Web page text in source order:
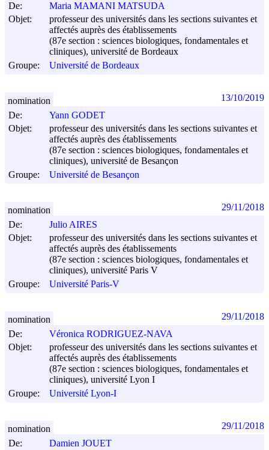
De:
Maria MAMANI MATSUDA
Objet:
professeur des universités dans les sections suivantes et
affectés auprès des établissements
(87e section : sciences biologiques, fondamentales et
cliniques), université de Bordeaux
Groupe:
Université de Bordeaux
De:
Yann GODET
Objet:
professeur des universités dans les sections suivantes et
affectés auprès des établissements
(87e section : sciences biologiques, fondamentales et
cliniques), université de Besançon
Groupe:
Université de Besançon
nomination 13/10/2019
De:
Julio AIRES
Objet:
professeur des universités dans les sections suivantes et
affectés auprès des établissements
(87e section : sciences biologiques, fondamentales et
cliniques), université Paris V
Groupe:
Université Paris-V
nomination 29/11/2018
De:
Véronica RODRIGUEZ-NAVA
Objet:
professeur des universités dans les sections suivantes et
affectés auprès des établissements
(87e section : sciences biologiques, fondamentales et
cliniques), université Lyon I
Groupe:
Université Lyon-I
nomination 29/11/2018
De:
Damien JOUET
nomination 29/11/2018